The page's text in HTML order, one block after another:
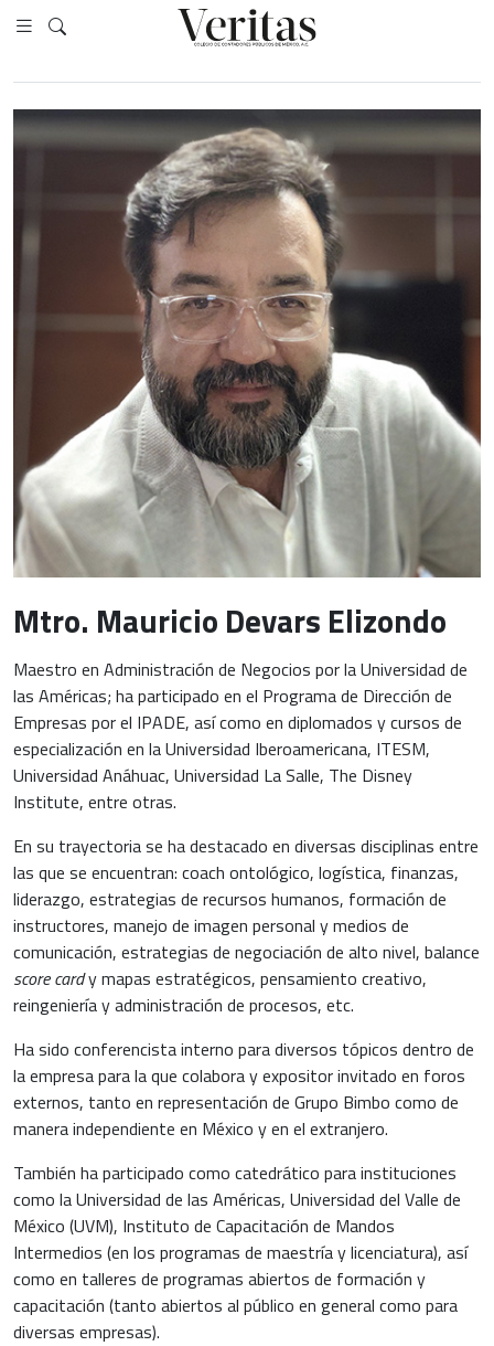
Mtro. Mauricio Devars Elizondo
Maestro en Administración de Negocios por la Universidad de
las Américas; ha participado en el Programa de Dirección de
Empresas por el IPADE, así como en diplomados y cursos de
especialización en la Universidad Iberoamericana, ITESM,
Universidad Anáhuac, Universidad La Salle, The Disney
Institute, entre otras.
En su trayectoria se ha destacado en diversas disciplinas entre
las que se encuentran: coach ontológico, logística, finanzas,
liderazgo, estrategias de recursos humanos, formación de
instructores, manejo de imagen personal y medios de
comunicación, estrategias de negociación de alto nivel, balance
score cardy mapas estratégicos, pensamiento creativo,
reingeniería y administración de procesos, etc.
Ha sido conferencista interno para diversos tópicos dentro de
la empresa para la que colabora y expositor invitado en foros
externos, tanto en representación de Grupo Bimbo como de
manera independiente en México y en el extranjero.
También ha participado como catedrático para instituciones
como la Universidad de las Américas, Universidad del Valle de
México (UVM), Instituto de Capacitación de Mandos
Intermedios (en los programas de maestría y licenciatura), así
como en talleres de programas abiertos de formación y
capacitación (tanto abiertos al público en general como para
diversas empresas).